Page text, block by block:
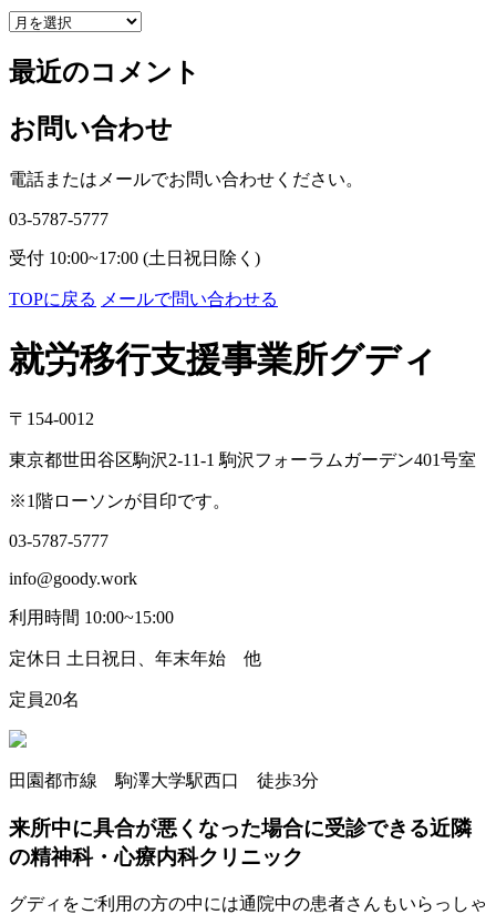
ア
カ
イ
ブ
最近のコメント
お問い合わせ
電話またはメールでお問い合わせください。
03-5787-5777
受付 10:00~17:00 (土日祝日除く)
TOPに戻る メールで問い合わせる
就労移行支援事業所グディ
〒154-0012
東京都世田谷区駒沢2-11-1 駒沢フォーラムガーデン401号室
※1階ローソンが目印です。
03-5787-5777
info@goody.work
利用時間 10:00~15:00
定休日 土日祝日、年末年始 他
定員20名
田園都市線 駒澤大学駅西口 徒歩3分
来所中に具合が悪くなった場合に受診できる近隣
の精神科・心療内科クリニック
グディをご利用の方の中には通院中の患者さんもいらっしゃ